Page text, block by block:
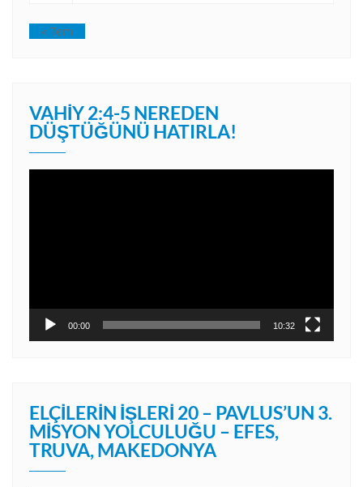
« Tem
VAHIY 2:4-5 NEREDEN
DÜŞTÜĞÜNÜ HATIRLA!
00:00 10:32
ELÇILERIN İŞLERI 20 – PAVLUS’UN 3.
MISYON YOLCULUĞU – EFES,
TRUVA, MAKEDONYA